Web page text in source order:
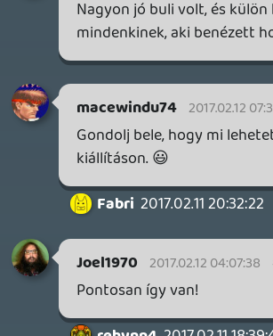
2017.02.10 23:57:54
En ugy tunik, csak kicsit kesobb erek ki,
olyan 3 korul, ez most folyamatosan
valtozik, szoval meglatjuk, de koszonom a
bizalmat 🙂
mcmacko 2017.02.10 23:56:27
mcmacko 2017.02.10 23:56:27 #04yj5
Stingie reggeltől, mi Klárival 11 körül
érkezünk! 🙂 Te mikorra tervezed? Ha a
Podcast környékén, akkor szívesen látjuk
egyes meglátásaidat bizonyos dolgokról!
reptile 2017.02.10 23:33:46